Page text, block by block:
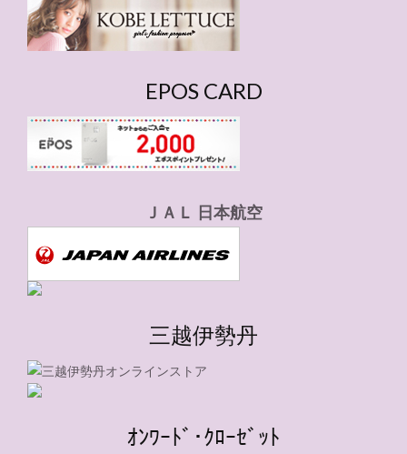
ー
EPOS CARD
ＪＡＬ 日本航空
三越伊勢丹
ｵﾝﾜｰﾄﾞ･ｸﾛｰｾﾞｯﾄ